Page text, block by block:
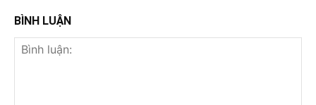
BÌNH LUẬN